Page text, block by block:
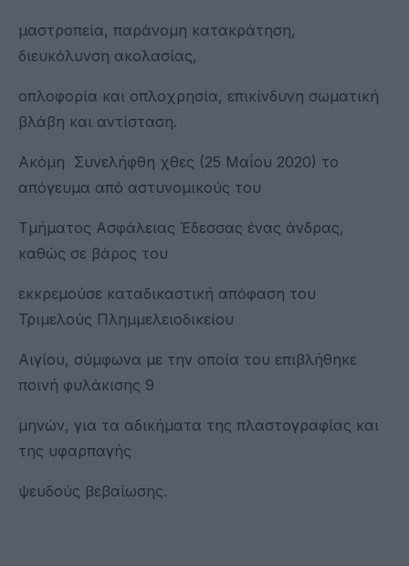
μαστροπεία, παράνομη κατακράτηση,
διευκόλυνση ακολασίας,
οπλοφορία και οπλοχρησία, επικίνδυνη σωματική
βλάβη και αντίσταση.
Ακόμη Συνελήφθη χθες (25 Μαΐου 2020) το
απόγευμα από αστυνομικούς του
Τμήματος Ασφάλειας Έδεσσας ένας άνδρας,
καθώς σε βάρος του
εκκρεμούσε καταδικαστική απόφαση του
Τριμελούς Πλημμελειοδικείου
Αιγίου, σύμφωνα με την οποία του επιβλήθηκε
ποινή φυλάκισης 9
μηνών, για τα αδικήματα της πλαστογραφίας και
της υφαρπαγής
ψευδούς βεβαίωσης.